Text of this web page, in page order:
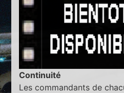
Continuité
Les commandants de